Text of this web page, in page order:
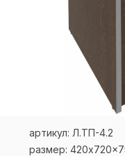
артикул: Л.ТП-4.2
размер: